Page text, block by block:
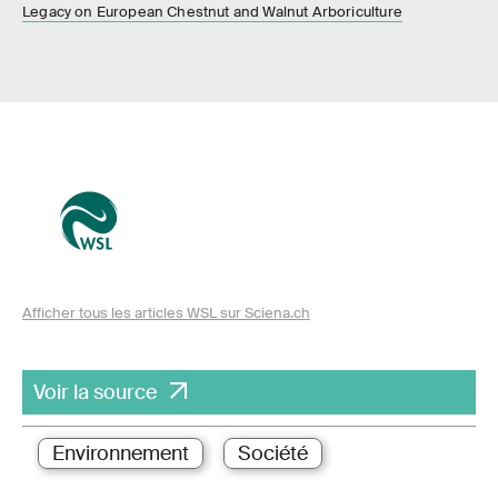
Legacy on European Chestnut and Walnut Arboriculture
Afficher tous les articles WSL sur Sciena.ch
Voir la source
Environnement Société